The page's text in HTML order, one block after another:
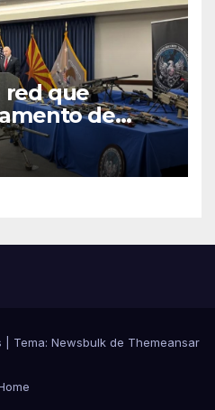
red que
de
Tema: Newsbulkde Themeansar